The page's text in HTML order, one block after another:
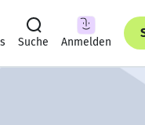
Suche Anmelden